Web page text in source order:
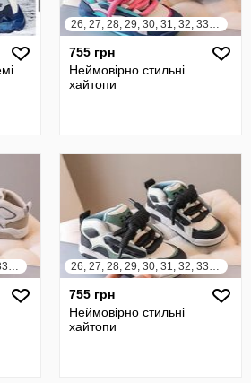
26, 27, 28, 29, 30, 31, 32, 33, 34, 35, 36
755 грн
Неймовірно стильні
хайтопи
26, 27, 28, 29, 30, 31, 32, 33, 34, 35, 36 26, 27, 28, 29, 30, 31, 32, 33, 34, 35, 36
755 грн
Неймовірно стильні
хайтопи